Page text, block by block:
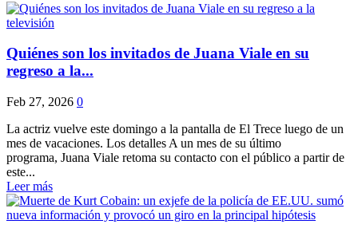
Quiénes son los invitados de Juana Viale en su
regreso a la...
Feb 27, 2026 0
La actriz vuelve este domingo a la pantalla de El Trece luego de un
mes de vacaciones. Los detalles A un mes de su último
programa, Juana Viale retoma su contacto con el público a partir de
este...
Leer más